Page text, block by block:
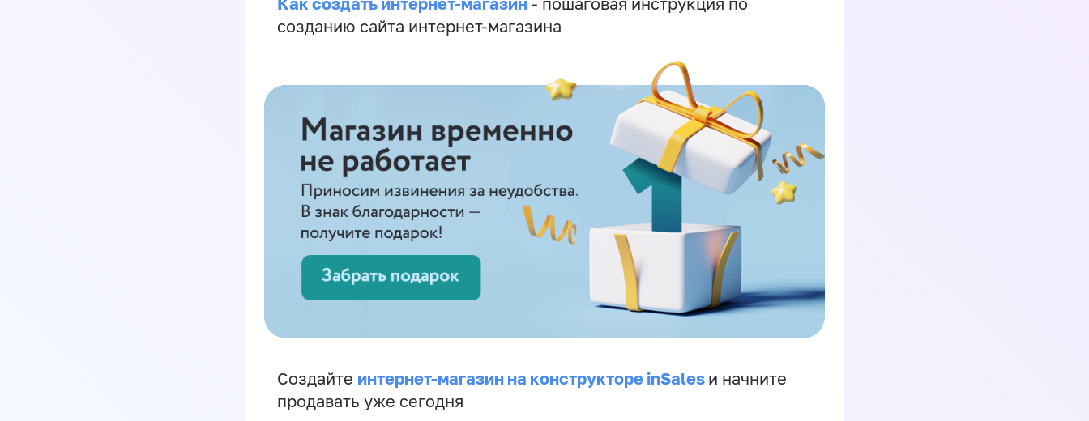
созданию сайта интернет-магазина
Создайте интернет-магазин на конструкторе inSales и начните
продавать уже сегодня